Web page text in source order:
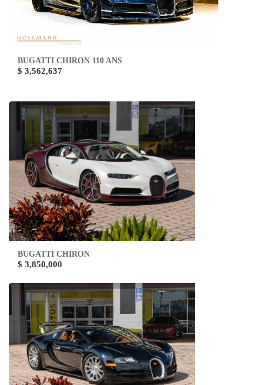
BUGATTI CHIRON 110 ANS
$ 3,562,637
BUGATTI CHIRON
$ 3,850,000